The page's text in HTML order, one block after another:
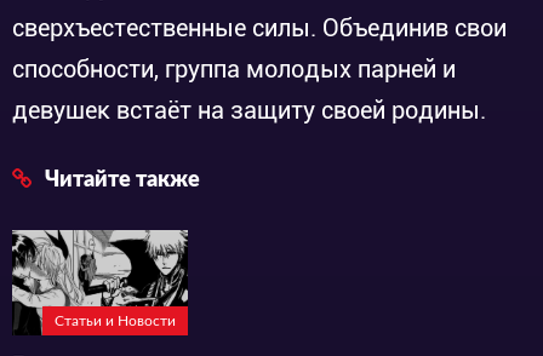
сверхъестественные силы. Объединив свои
способности, группа молодых парней и
девушек встаёт на защиту своей родины.
Читайте также
Статьи и Новости